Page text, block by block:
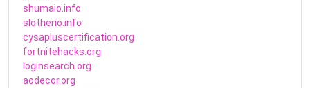
shumaio.info
slotherio.info
cysapluscertification.org
fortnitehacks.org
loginsearch.org
aodecor.org